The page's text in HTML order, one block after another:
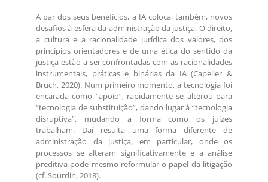
A par dos seus benefícios, a IA coloca, também, novos
desafios à esfera da administração da justiça. O direito,
a cultura e a racionalidade jurídica dos valores, dos
princípios orientadores e de uma ética do sentido da
justiça estão a ser confrontadas com as racionalidades
instrumentais, práticas e binárias da IA (Capeller &
Bruch, 2020). Num primeiro momento, a tecnologia foi
encarada como “apoio”, rapidamente se alterou para
“tecnologia de substituição”, dando lugar à “tecnologia
disruptiva”, mudando a forma como os juízes
trabalham. Daí resulta uma forma diferente de
administração da justiça, em particular, onde os
processos se alteram significativamente e a análise
preditiva pode mesmo reformular o papel da litigação
(cf. Sourdin, 2018).